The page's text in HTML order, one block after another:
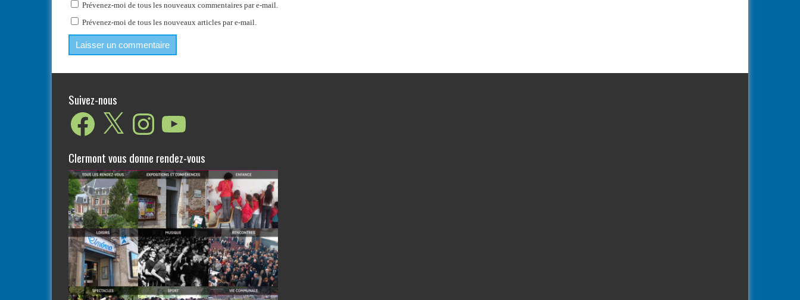
Prévenez-moi de tous les nouveaux commentaires par e-mail.
Prévenez-moi de tous les nouveaux articles par e-mail.
Suivez-nous
Facebook Instagram
Clermont vous donne rendez-vous